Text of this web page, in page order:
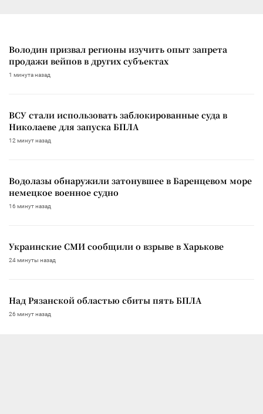
Володин призвал регионы изучить опыт запрета
продажи вейпов в других субъектах
1 минута назад
ВСУ стали использовать заблокированные суда в
Николаеве для запуска БПЛА
12 минут назад
Водолазы обнаружили затонувшее в Баренцевом море
немецкое военное судно
16 минут назад
Украинские СМИ сообщили о взрыве в Харькове
24 минуты назад
Над Рязанской областью сбиты пять БПЛА
26 минут назад